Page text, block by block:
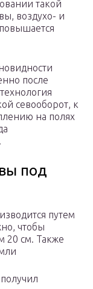
такой
воздухо- и
после
севооборот, к
на полях
под
путем
чтобы
20 см. Также